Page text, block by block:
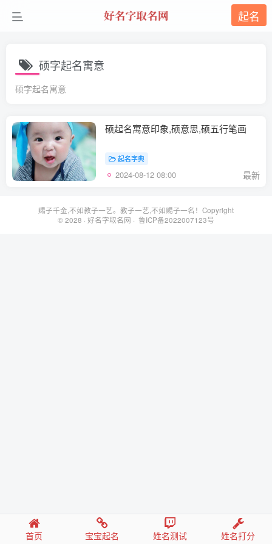
起名
硕字起名寓意
硕字起名寓意
硕起名寓意印象,硕意思,硕五行笔画
起名字典
2024-08-12 08:00 最新
赐子千金,不如教子一艺。教子一艺,不如赐子一名！Copyright
© 2028 · 好名字取名网 · 鲁ICP备2022007123号
首页 宝宝起名 姓名测试 姓名打分